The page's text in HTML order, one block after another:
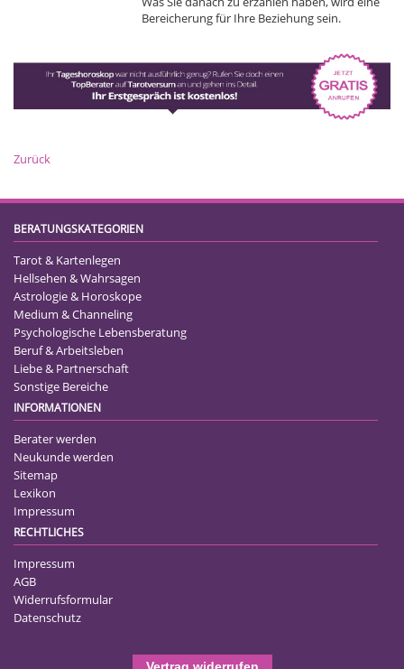
Bereicherung für Ihre Beziehung sein.
Zurück
BERATUNGSKATEGORIEN
Tarot & Kartenlegen
Hellsehen & Wahrsagen
Astrologie & Horoskope
Medium & Channeling
Psychologische Lebensberatung
Beruf & Arbeitsleben
Liebe & Partnerschaft
Sonstige Bereiche
INFORMATIONEN
Berater werden
Neukunde werden
Sitemap
Lexikon
Impressum
RECHTLICHES
Impressum
AGB
Widerrufsformular
Datenschutz